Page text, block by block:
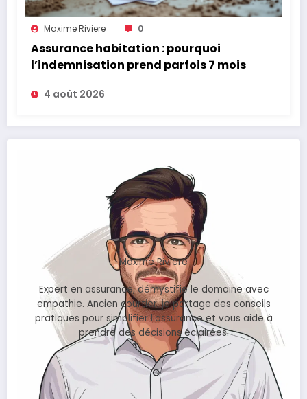
Maxime Riviere 0
Assurance habitation : pourquoi
l’indemnisation prend parfois 7 mois
4 août 2026
Maxime Rivière
Expert en assurance, démystifie le domaine avec
empathie. Ancien courtier, je partage des conseils
pratiques pour simplifier l'assurance et vous aide à
prendre des décisions éclairées.